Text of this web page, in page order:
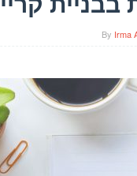
By Irma